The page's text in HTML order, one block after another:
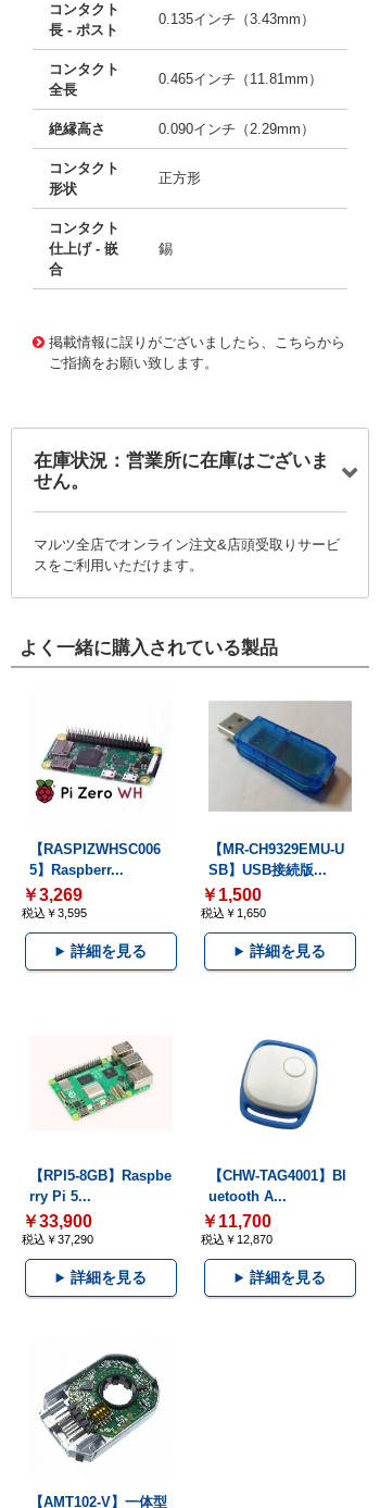
コンタクト
長 - ポスト
0.135インチ（3.43mm）
コンタクト
全長
0.465インチ（11.81mm）
絶縁高さ 0.090インチ（2.29mm）
コンタクト
形状
正方形
コンタクト
仕上げ - 嵌
合
錫
掲載情報に誤りがございましたら、こちらから
ご指摘をお願い致します。
在庫状況：営業所に在庫はございま
せん。
マルツ全店でオンライン注文&店頭受取りサービ
スをご利用いただけます。
よく一緒に購入されている製品
【RASPIZWHSC006
5】Raspberr...
￥3,269
税込￥3,595
詳細を見る
【MR-CH9329EMU-U
SB】USB接続版...
￥1,500
税込￥1,650
詳細を見る
【RPI5-8GB】Raspbe
rry Pi 5...
￥33,900
税込￥37,290
詳細を見る
【CHW-TAG4001】Bl
uetooth A...
￥11,700
税込￥12,870
詳細を見る
【AMT102-V】一体型